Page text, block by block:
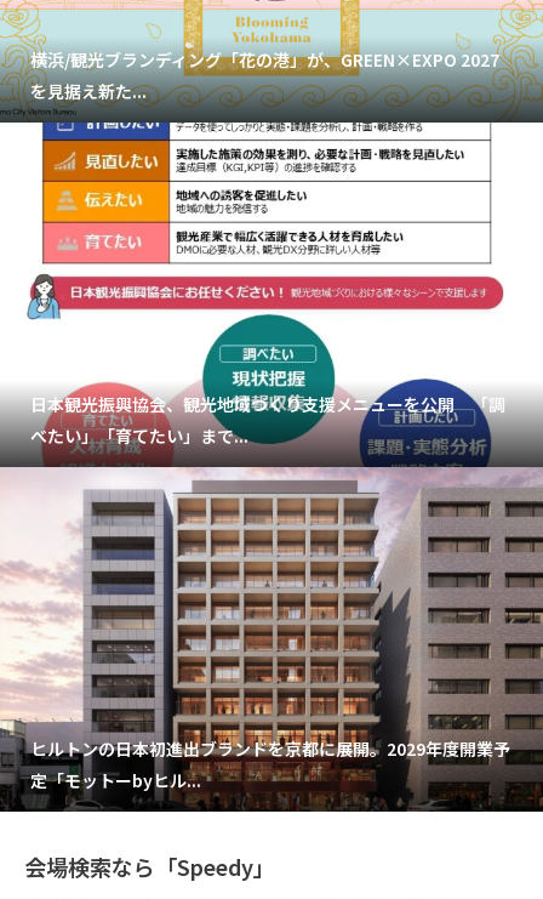
横浜/観光ブランディング「花の港」が、GREEN×EXPO 2027
を見据え新た...
日本観光振興協会、観光地域づくり支援メニューを公開 「調
べたい」「育てたい」まで...
ヒルトンの日本初進出ブランドを京都に展開。2029年度開業予
定「モットーbyヒル...
会場検索なら「Speedy」